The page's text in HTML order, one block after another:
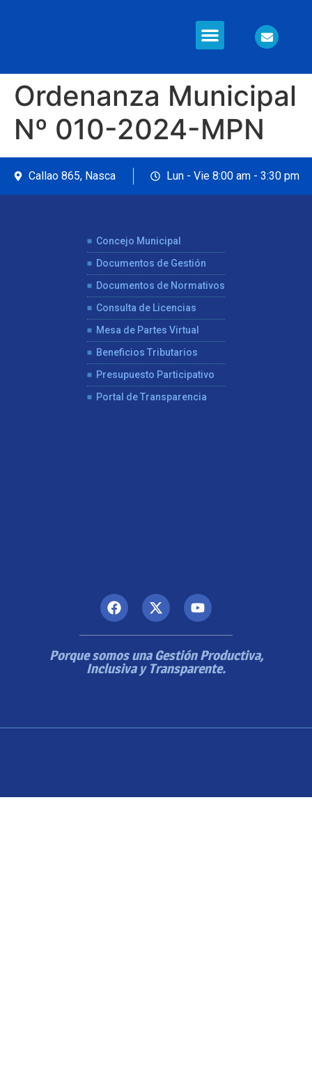
Ordenanza Municipal
Nº 010-2024-MPN
Callao 865, Nasca Lun - Vie 8:00 am - 3:30 pm
Concejo Municipal
Documentos de Gestión
Documentos de Normativos
Consulta de Licencias
Mesa de Partes Virtual
Beneficios Tributarios
Presupuesto Participativo
Portal de Transparencia
Porque somos una Gestión Productiva,
Inclusiva y Transparente.